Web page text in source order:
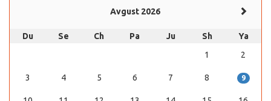
Avgust 2026
Du Se Ch Pa Ju Sh
Ya
1
2
3 4 5 6 7 8 9